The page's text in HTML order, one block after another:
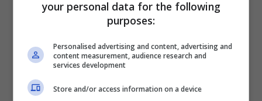
your personal data for the following
purposes:
Personalised advertising and content, advertising and
content measurement, audience research and
services development
Store and/or access information on a device